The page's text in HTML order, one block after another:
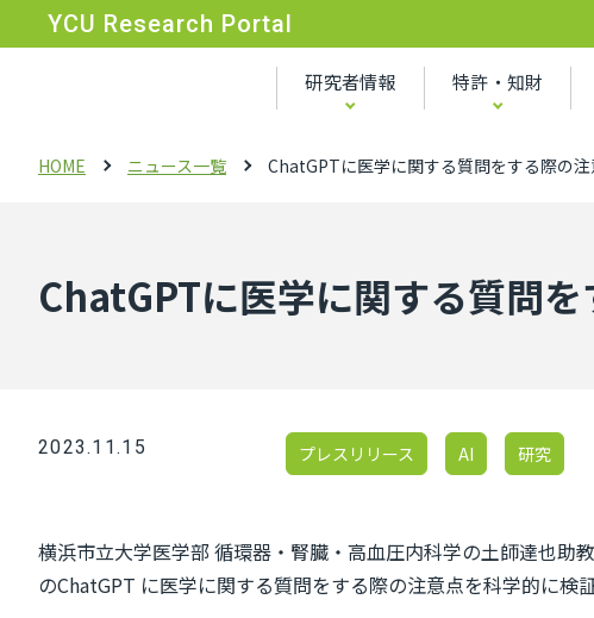
YCU Research Portal
研究者情報 特許・知財
HOME ニュース一覧 ChatGPTに医学に関する質問をする際の
ChatGPTに医学に関する質問
プレスリリース AI 研究
2023.11.15
横浜市立大学医学部 循環器・腎臓・高血圧内科学の土師達也助
のChatGPT に医学に関する質問をする際の注意点を科学的に検